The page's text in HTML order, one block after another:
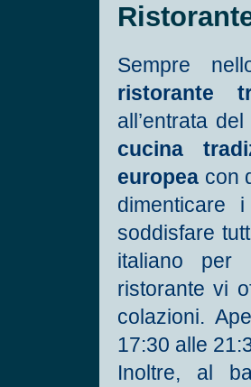
Sempre
ristorante
all’entrata del
cucina
europea con
dimenticare i
soddisfare
italiano per
ristorante vi
colazioni.
17:30 alle
Inoltre, al